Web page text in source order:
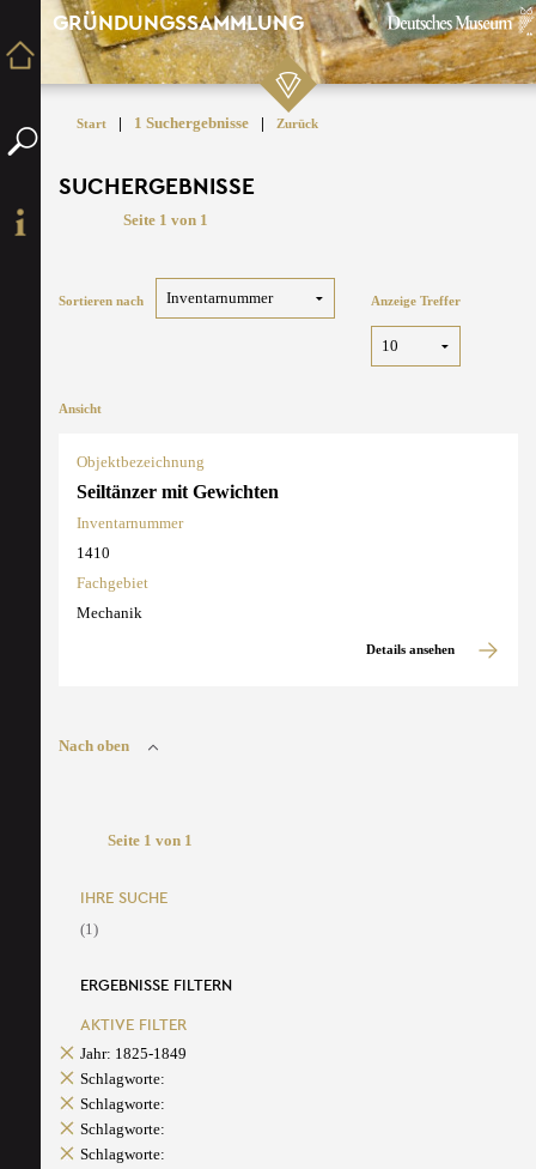
GRÜNDUNGSSAMMLUNG
Start | 1 Suchergebnisse | Zurück
SUCHERGEBNISSE
Seite 1 von 1
Sortieren nach Anzeige Treffer
Ansicht
Objektbezeichnung
Seiltänzer mit Gewichten
Inventarnummer
1410
Fachgebiet
Mechanik
Details ansehen
Nach oben
Seite 1 von 1
IHRE SUCHE
(1)
ERGEBNISSE FILTERN
AKTIVE FILTER
Jahr: 1825-1849
Schlagworte:
Schlagworte:
Schlagworte:
Schlagworte: